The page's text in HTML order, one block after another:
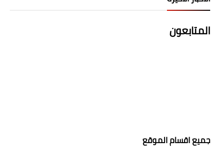
المتابعون
جميع اقسام الموقع